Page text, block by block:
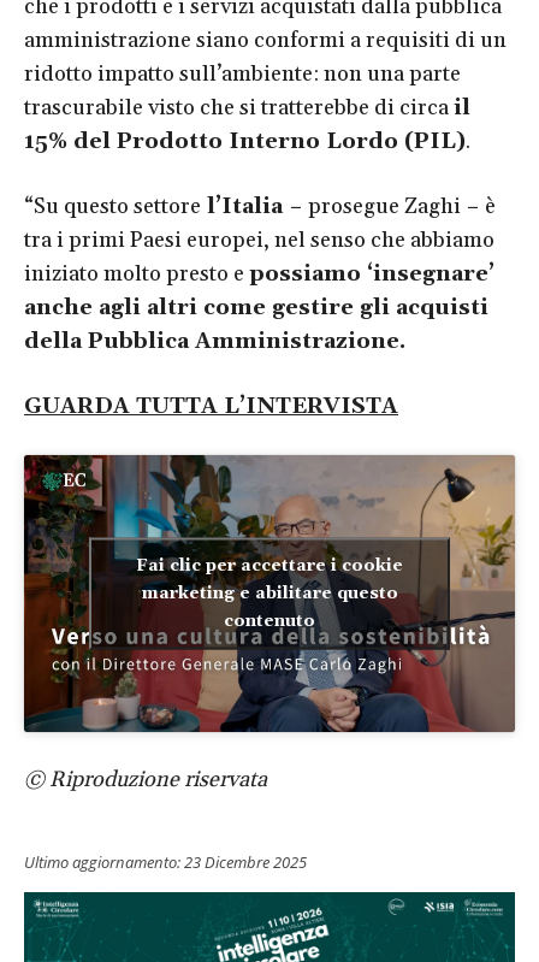
che i prodotti e i servizi acquistati dalla pubblica
amministrazione siano conformi a requisiti di un
ridotto impatto sull’ambiente: non una parte
trascurabile visto che si tratterebbe di circail
15% del Prodotto Interno Lordo (PIL).
“Su questo settore l’Italia − prosegue Zaghi − è
tra i primi Paesi europei, nel senso che abbiamo
iniziato molto presto e possiamo ‘insegnare’
anche agli altri come gestire gli acquisti
della Pubblica Amministrazione.
GUARDA TUTTA L’INTERVISTA
Fai clic per accettare i cookie
marketing e abilitare questo
contenuto
© Riproduzione riservata
Ultimo aggiornamento:23 Dicembre 2025